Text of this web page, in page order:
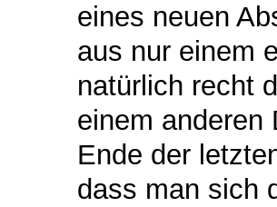
eines neuen
aus nur einem
natürlich recht
einem anderen
Ende der
dass man sich